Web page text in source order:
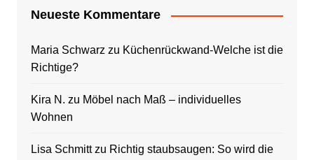
Neueste Kommentare
Maria Schwarzzu Küchenrückwand-Welche ist die
Richtige?
Kira N. zu Möbel nach Maß – individuelles
Wohnen
Lisa Schmittzu Richtig staubsaugen: So wird die